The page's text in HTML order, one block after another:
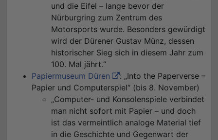
und die Eifel – lange bevor der
Nürburgring zum Zentrum des
Motorsports wurde. Besonders gewürdigt
wird der Dürener Gustav Münz, dessen
historischer Sieg sich in diesem Jahr zum
100. Mal jährt.“
Papiermuseum Düren
: „Into the Paperverse –
Papier und Computerspiel“ (bis 8. November)
„Computer- und Konsolenspiele verbindet
man nicht sofort mit Papier – und doch
ist das vermeintlich analoge Material tief
in die Geschichte und Gegenwart der